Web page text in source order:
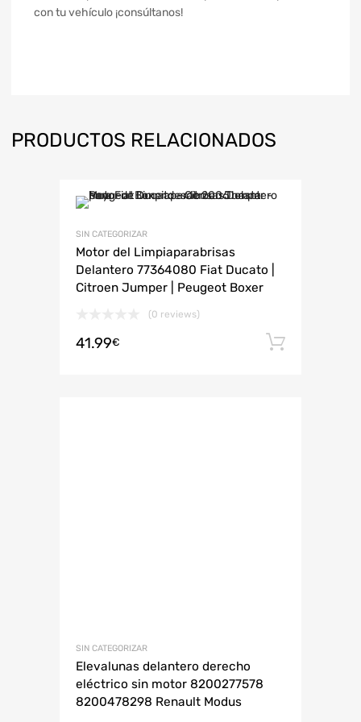
con tu vehículo ¡consúltanos!
PRODUCTOS RELACIONADOS
SIN CATEGORIZAR
Motor del Limpiaparabrisas
Delantero 77364080 Fiat Ducato |
Citroen Jumper | Peugeot Boxer
(0 reviews)
41.99€
SIN CATEGORIZAR
Elevalunas delantero derecho
eléctrico sin motor 8200277578
8200478298 Renault Modus